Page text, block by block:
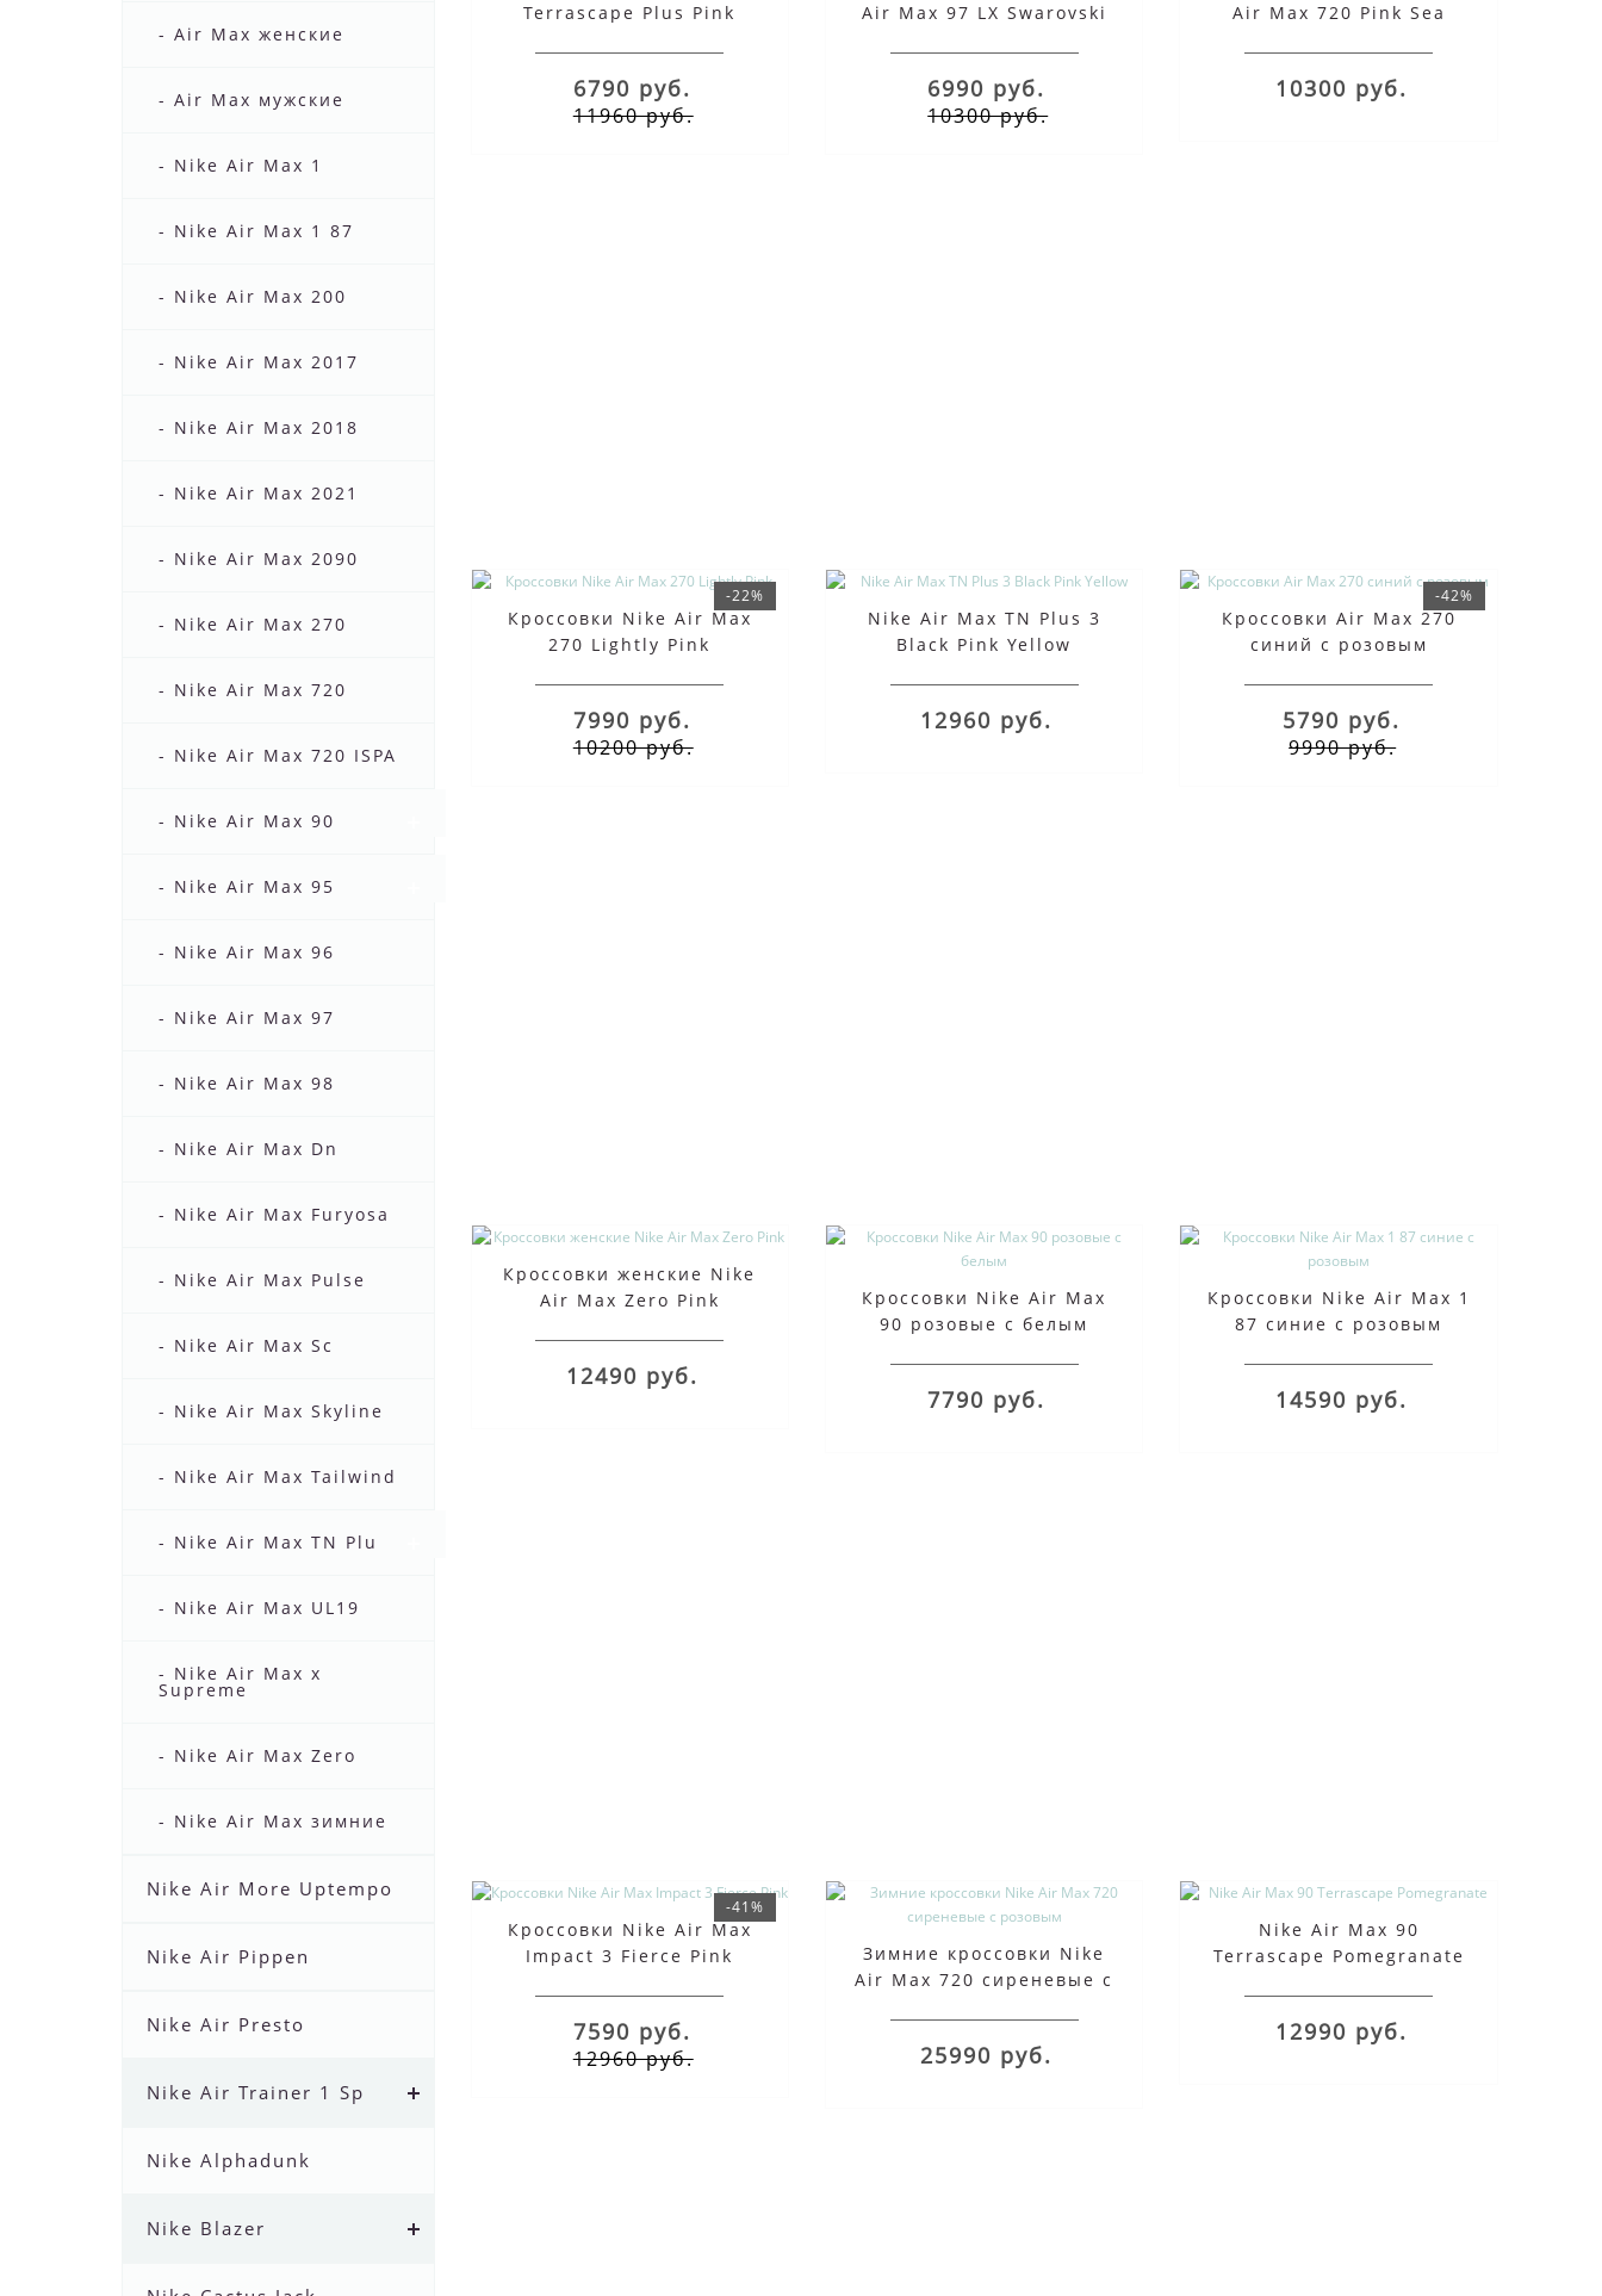
- Air Max женские
- Air Max мужские
- Nike Air Max 1
- Nike Air Max 1 87
- Nike Air Max 200
- Nike Air Max 2017
- Nike Air Max 2018
- Nike Air Max 2021
- Nike Air Max 2090
- Nike Air Max 270
- Nike Air Max 720
- Nike Air Max 720 ISPA
- Nike Air Max 90
- Nike Air Max 95
- Nike Air Max 96
- Nike Air Max 97
- Nike Air Max 98
- Nike Air Max Dn
- Nike Air Max Furyosa
- Nike Air Max Pulse
- Nike Air Max Sc
- Nike Air Max Skyline
- Nike Air Max Tailwind
- Nike Air Max TN Plus
- Nike Air Max UL19
- Nike Air Max x
Supreme
- Nike Air Max Zero
- Nike Air Max зимние
Nike Air More Uptempo
Nike Air Pippen
Nike Air Presto
Nike Air Trainer 1 Sp
Nike Alphadunk
Nike Blazer
Terrascape Plus Pink
6790 руб.
11960 руб.
Air Max 97 LX Swarovski
6990 руб.
10300 руб.
Air Max 720 Pink Sea
10300 руб.
-22%
Кроссовки Nike Air Max
270 Lightly Pink
7990 руб.
10200 руб.
Nike Air Max TN Plus 3
Black Pink Yellow
12960 руб.
-42%
Кроссовки Air Max 270
синий с розовым
5790 руб.
9990 руб.
Кроссовки женские Nike
Air Max Zero Pink
12490 руб.
Кроссовки Nike Air Max
90 розовые с белым
7790 руб.
Кроссовки Nike Air Max 1
87 синие с розовым
14590 руб.
-41%
Кроссовки Nike Air Max
Impact 3 Fierce Pink
7590 руб.
12960 руб.
Зимние кроссовки Nike
Air Max 720 сиреневые с
25990 руб.
Nike Air Max 90
Terrascape Pomegranate
12990 руб.